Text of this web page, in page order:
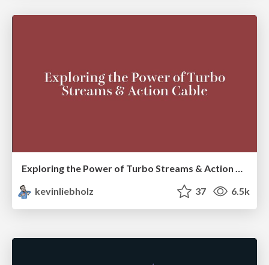
Exploring the Power of Turbo Streams & Action Cable | RailsConf2023
kevinliebholz
37 6.5k